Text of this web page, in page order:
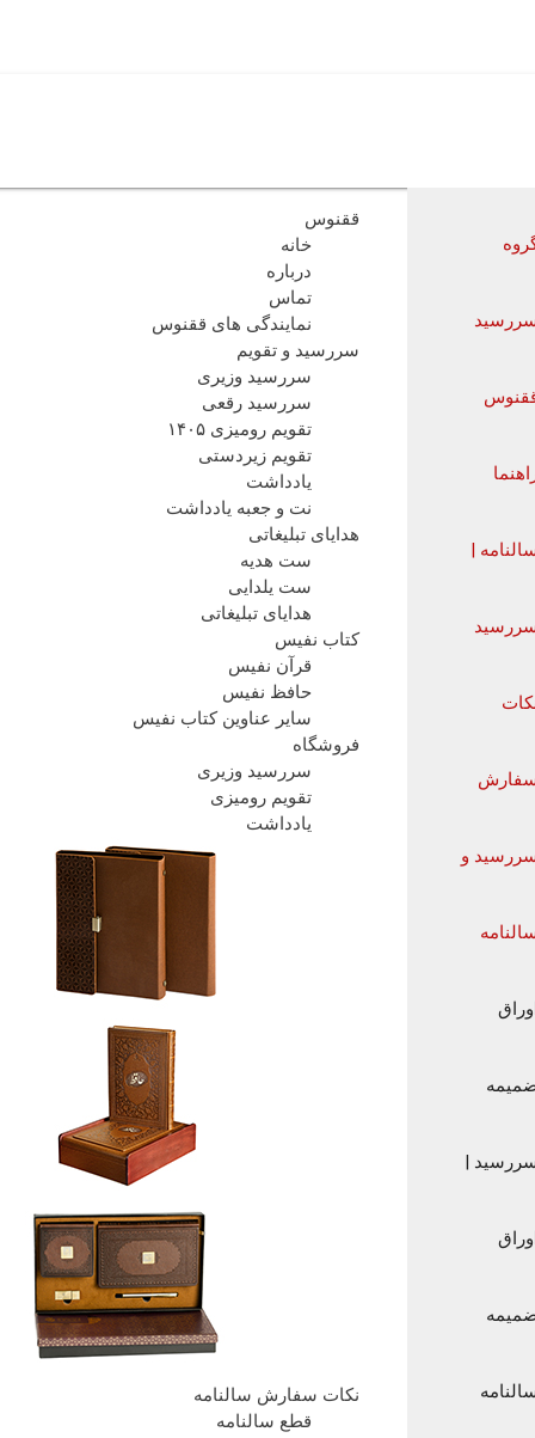
ققنوس
خانه
درباره
تماس
نمایندگی های ققنوس
سررسید و تقویم
سررسید وزیری
سررسید رقعی
تقویم رومیزی ۱۴۰۵
تقویم زیردستی
یادداشت
نت و جعبه یادداشت
هدایای تبلیغاتی
ست هدیه
ست یلدایی
هدایای تبلیغاتی
کتاب نفیس
قرآن نفیس
حافظ نفیس
سایر عناوین کتاب نفیس
فروشگاه
سررسید وزیری
تقویم رومیزی
یادداشت
نکات سفارش سالنامه
قطع سالنامه
|
و
|